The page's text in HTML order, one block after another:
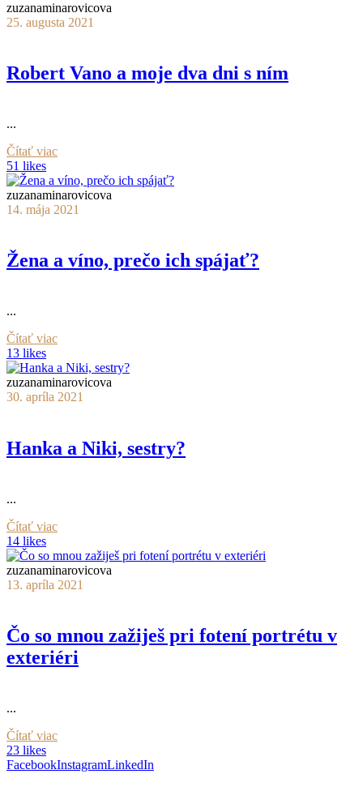
zuzanaminarovicova
25. augusta 2021
Robert Vano a moje dva dni s ním
...
Čítať viac
51 likes
zuzanaminarovicova
14. mája 2021
Žena a víno, prečo ich spájať?
...
Čítať viac
13 likes
zuzanaminarovicova
30. apríla 2021
Hanka a Niki, sestry?
...
Čítať viac
14 likes
zuzanaminarovicova
13. apríla 2021
Čo so mnou zažiješ pri fotení portrétu v
exteriéri
...
Čítať viac
23 likes
FacebookInstagramLinkedIn